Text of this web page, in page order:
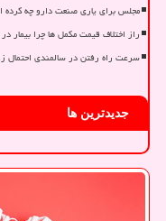
مجلس برای یاری صنعت دارو چه
راز اختلاف قیمت مکمل ها چرا بیمار
سرعت راه رفتن در سالمندی احتمال
جدیدترین ها